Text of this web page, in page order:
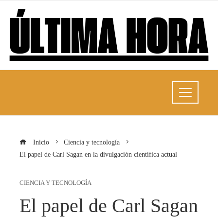
Inicio
Ciencia y tecnología
El papel de Carl Sagan en la divulgación científica actual
CIENCIA Y TECNOLOGÍA
El papel de Carl Sagan